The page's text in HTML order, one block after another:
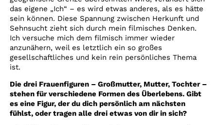
das eigene „Ich“ – es wird etwas anderes, als es hätte
sein können. Diese Spannung zwischen Herkunft und
Sehnsucht zieht sich durch mein filmisches Denken.
Ich versuche mich dem filmisch immer wieder
anzunähern, weil es letztlich ein so großes
gesellschaftliches und kein rein persönliches Thema
ist.
Die drei Frauenfiguren – Großmutter, Mutter, Tochter –
stehen für verschiedene Formen des Überlebens. Gibt
es eine Figur, der du dich persönlich am nächsten
fühlst, oder tragen alle drei etwas von dir in sich?